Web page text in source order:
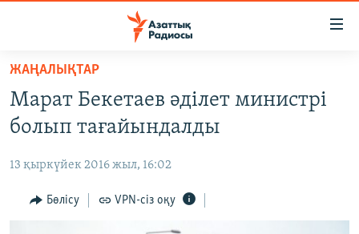
Skip
main
content
to
Navigation
САЯСАТ
ҚАҢТАР ОҚИҒАСЫ
АДАМ ҚҰҚЫҚТАРЫ
ЖАҢАЛЫҚТАР
Марат Бекетаев әділет министрі
болып тағайындалды
13 қыркүйек 2016 жыл, 16:02
Бөлісу VPN-сіз оқу